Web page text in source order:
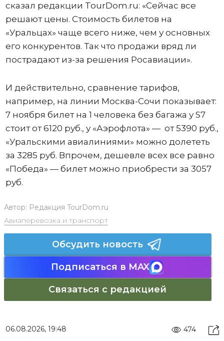
сказал редакции TourDom.ru: «Сейчас все
решают цены. Стоимость билетов на
«Уральцах» чаще всего ниже, чем у основных
его конкурентов. Так что продажи вряд ли
пострадают из-за решения Росавиации».
И действительно, сравнение тарифов,
например, на линии Москва-Сочи показывает:
7 ноября билет на 1 человека без багажа у S7
стоит от 6120 руб., у «Аэрофлота» — от 5390 руб.,
«Уральскими авиалиниями» можно долететь
за 3285 руб. Впрочем, дешевле всех все равно
«Победа» — билет можно приобрести за 3057
руб.
Автор: Редакция TourDom.ru
Авиаперевозка и транспорт
Обсудить новость
Подписаться в MAX
Связаться с редакцией
06.08.2026, 19:48 474